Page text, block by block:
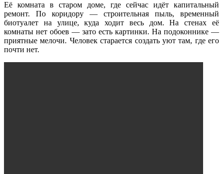
Её комната в старом доме, где сейчас идёт капитальный
ремонт. По коридору — строительная пыль, временный
биотуалет на улице, куда ходит весь дом. На стенах её
комнаты нет обоев — зато есть картинки. На подоконнике —
приятные мелочи. Человек старается создать уют там, где его
почти нет.